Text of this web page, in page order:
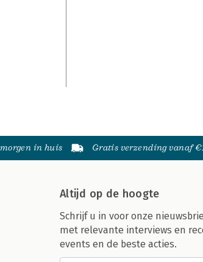
in huis Gratis verzending vanaf
Altijd op de hoogte
Schrijf u in voor onze
met relevante interviews en
events en de beste acties.